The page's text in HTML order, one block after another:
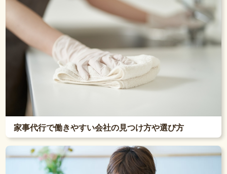
家事代行で働きやすい会社の見つけ方や選び方